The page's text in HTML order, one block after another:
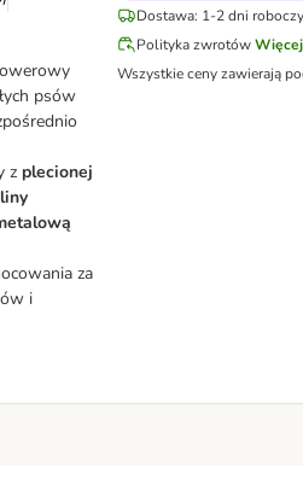
psów
z plecionej
za
i
Dostawa: 1-2 dni
Polityka zwrotów Więcej
Wszystkie ceny zawierają